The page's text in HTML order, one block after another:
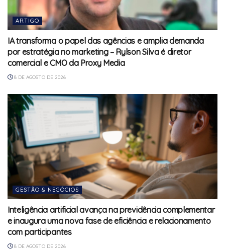
ARTIGO
IA transforma o papel das agências e amplia demanda
por estratégia no marketing – Rylson Silva é diretor
comercial e CMO da Proxy Media
8 DE AGOSTO DE 2026
GESTÃO & NEGÓCIOS
Inteligência artificial avança na previdência complementar
e inaugura uma nova fase de eficiência e relacionamento
com participantes
8 DE AGOSTO DE 2026